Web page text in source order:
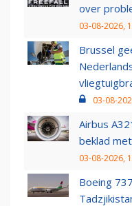
over
03-08-2026,
Brussel
03-08-
Airbus
beklad
03-08-2026,
Boeing